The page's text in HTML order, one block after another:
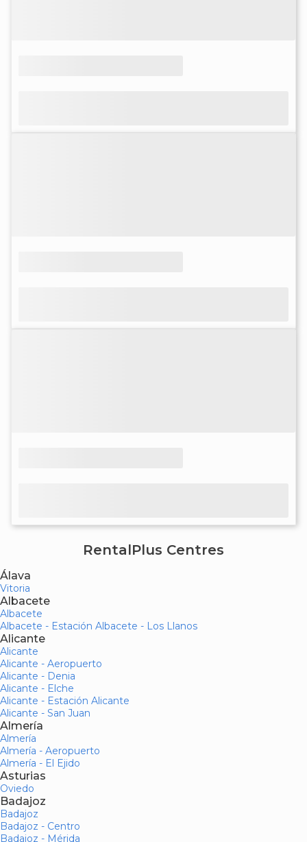
RentalPlus Centres
Álava
Vitoria
Albacete
Albacete
Albacete - Estación Albacete - Los Llanos
Alicante
Alicante
Alicante - Aeropuerto
Alicante - Denia
Alicante - Elche
Alicante - Estación Alicante
Alicante - San Juan
Almería
Almería
Almería - Aeropuerto
Almería - El Ejido
Asturias
Oviedo
Badajoz
Badajoz
Badajoz - Centro
Badajoz - Mérida